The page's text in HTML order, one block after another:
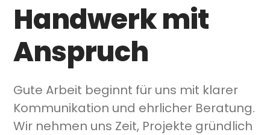
Handwerk mit
Anspruch
Gute Arbeit beginnt für uns mit klarer
Kommunikation und ehrlicher Beratung.
Wir nehmen uns Zeit, Projekte gründlich